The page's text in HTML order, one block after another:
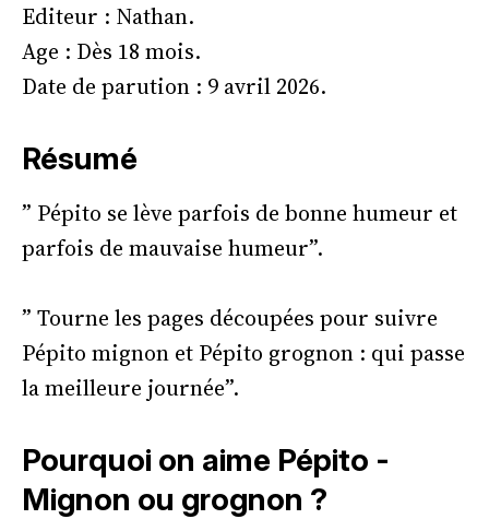
Editeur : Nathan.
Age : Dès 18 mois.
Date de parution : 9 avril 2026.
Résumé
” Pépito se lève parfois de bonne humeur et
parfois de mauvaise humeur”.
” Tourne les pages découpées pour suivre
Pépito mignon et Pépito grognon : qui passe
la meilleure journée”.
Pourquoi on aime Pépito -
Mignon ou grognon ?